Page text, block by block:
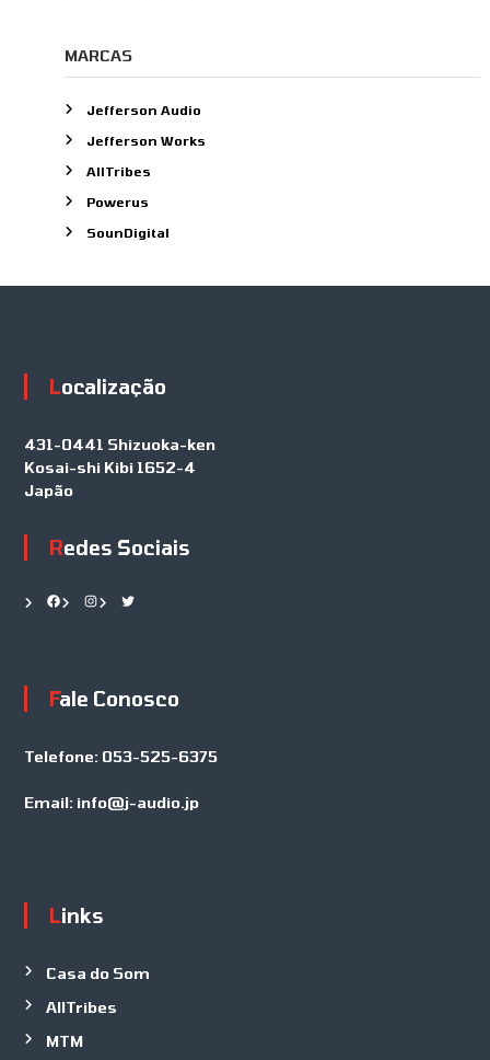
MARCAS
Jefferson Audio
Jefferson Works
AllTribes
Powerus
SounDigital
Localização
431-0441 Shizuoka-ken
Kosai-shi Kibi 1652-4
Japão
Redes Sociais
Facebook Instagram Twitter
Fale Conosco
Telefone:053-525-6375
Email:info@j-audio.jp
Links
Casa do Som
AllTribes
MTM